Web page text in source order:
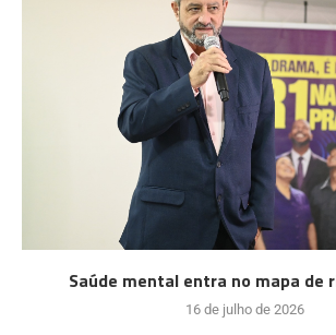
Saúde mental entra no mapa de
16 de julho de 2026